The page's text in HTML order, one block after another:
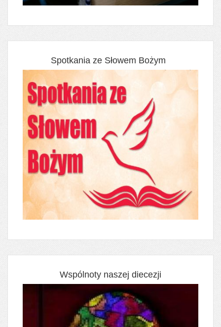
Spotkania ze Słowem Bożym
Wspólnoty naszej diecezji